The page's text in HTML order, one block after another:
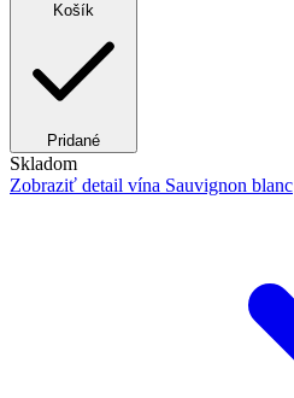
Košík
Pridané
Skladom
Zobraziť detail vína Sauvignon blanc